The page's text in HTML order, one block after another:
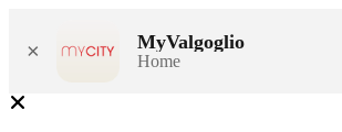
× MyValgoglio
Home